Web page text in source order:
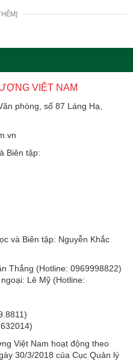
VIỆT NAM
phòng, số 87 Láng Hạ,
Biên tập:
và Biên tập: Nguyễn Khắc
Thắng (Hotline: 0969998822)
Lê Mỹ (Hotline:
Việt Nam hoạt động theo
30/3/2018 của Cục Quản lý